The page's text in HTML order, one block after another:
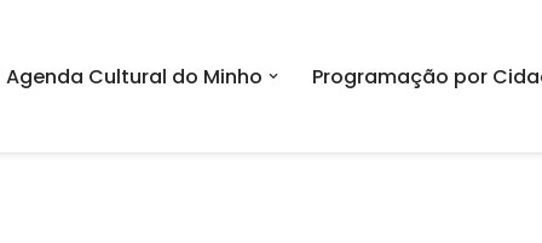
Agenda Cultural do Minho Programação por